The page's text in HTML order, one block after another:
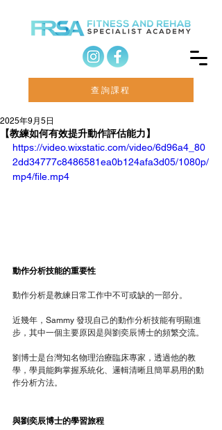
查詢課程
【教練如何有效提升動作評估能力】
2025年9月5日
https://video.wixstatic.com/video/6d96a4_80
2dd34777c8486581ea0b124afa3d05/1080p/
mp4/file.mp4
動作分析技能的重要性
動作分析是教練日常工作中不可或缺的一部分。
近幾年，Sammy 發現自己的動作分析技能有明顯進
步，其中一個主要原因是與劉奕辰博士的頻繁交流。
劉博士是台灣知名物理治療臨床專家，透過他的教
學，學員能夠掌握系統化、邏輯清晰且簡單易用的動
作分析方法。
與劉奕辰博士的學習旅程